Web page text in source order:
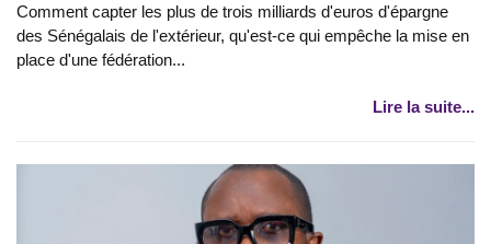
Comment capter les plus de trois milliards d'euros d'épargne
des Sénégalais de l'extérieur, qu'est-ce qui empêche la mise en
place d'une fédération...
Lire la suite...